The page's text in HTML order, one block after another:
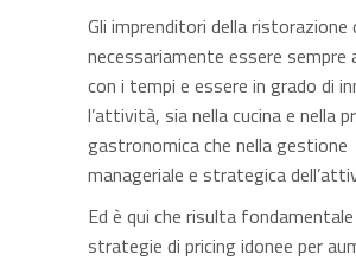
Gli imprenditori della ristorazione
necessariamente essere sempre
con i tempi e essere in grado di
l’attività, sia nella cucina e nella
gastronomica che nella gestione
manageriale e strategica
Ed è qui che risulta
strategie di pricing idonee per